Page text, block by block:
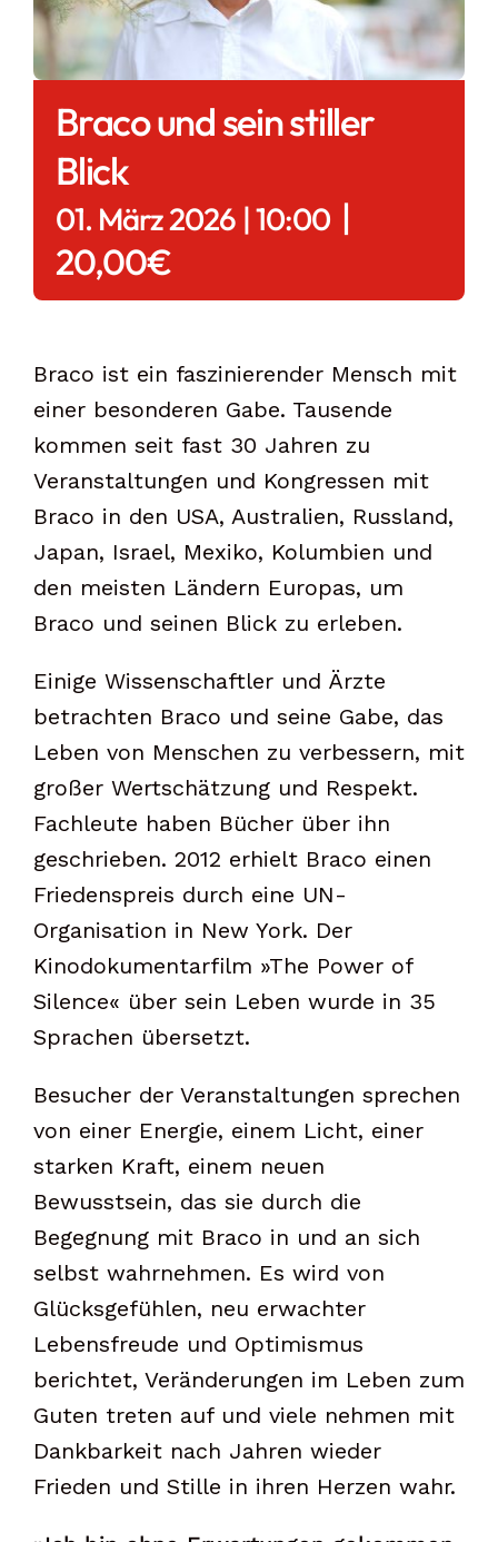
Braco und sein stiller
Blick
01. März 2026 | 10:00 |
20,00€
Braco ist ein faszinierender Mensch mit
einer besonderen Gabe. Tausende
kommen seit fast 30 Jahren zu
Veranstaltungen und Kongressen mit
Braco in den USA, Australien, Russland,
Japan, Israel, Mexiko, Kolumbien und
den meisten Ländern Europas, um
Braco und seinen Blick zu erleben.
Einige Wissenschaftler und Ärzte
betrachten Braco und seine Gabe, das
Leben von Menschen zu verbessern, mit
großer Wertschätzung und Respekt.
Fachleute haben Bücher über ihn
geschrieben. 2012 erhielt Braco einen
Friedenspreis durch eine UN-
Organisation in New York. Der
Kinodokumentarfilm »The Power of
Silence« über sein Leben wurde in 35
Sprachen übersetzt.
Besucher der Veranstaltungen sprechen
von einer Energie, einem Licht, einer
starken Kraft, einem neuen
Bewusstsein, das sie durch die
Begegnung mit Braco in und an sich
selbst wahrnehmen. Es wird von
Glücksgefühlen, neu erwachter
Lebensfreude und Optimismus
berichtet, Veränderungen im Leben zum
Guten treten auf und viele nehmen mit
Dankbarkeit nach Jahren wieder
Frieden und Stille in ihren Herzen wahr.